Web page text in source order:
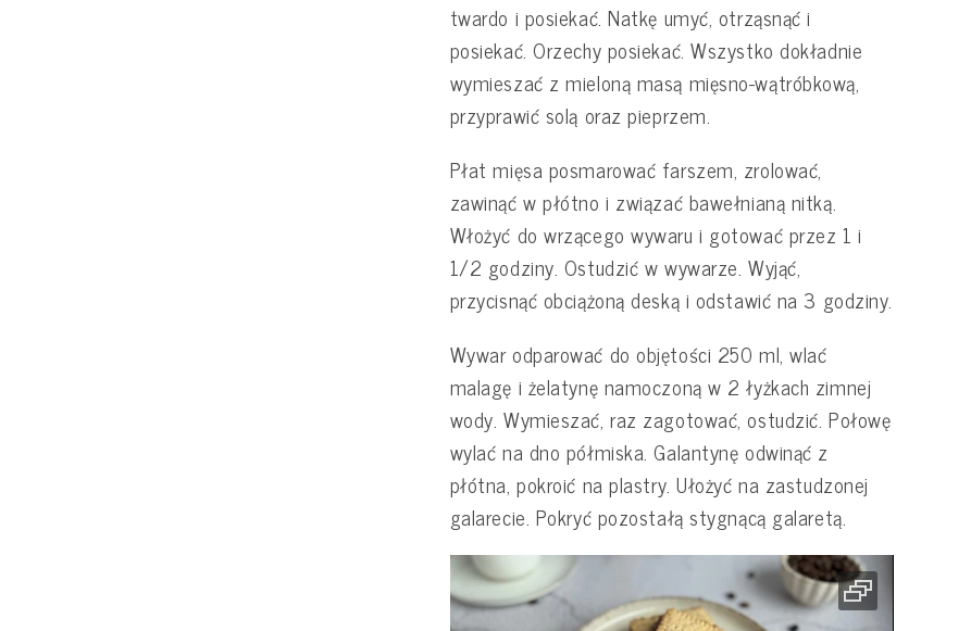
twardo i posiekać. Natkę umyć, otrząsnąć i
posiekać. Orzechy posiekać. Wszystko dokładnie
wymieszać z mieloną masą mięsno-wątróbkową,
przyprawić solą oraz pieprzem.
Płat mięsa posmarować farszem, zrolować,
zawinąć w płótno i związać bawełnianą nitką.
Włożyć do wrzącego wywaru i gotować przez 1 i
1/2 godziny. Ostudzić w wywarze. Wyjąć,
przycisnąć obciążoną deską i odstawić na 3 godziny.
Wywar odparować do objętości 250 ml, wlać
malagę i żelatynę namoczoną w 2 łyżkach zimnej
wody. Wymieszać, raz zagotować, ostudzić. Połowę
wylać na dno półmiska. Galantynę odwinąć z
płótna, pokroić na plastry. Ułożyć na zastudzonej
galarecie. Pokryć pozostałą stygnącą galaretą.